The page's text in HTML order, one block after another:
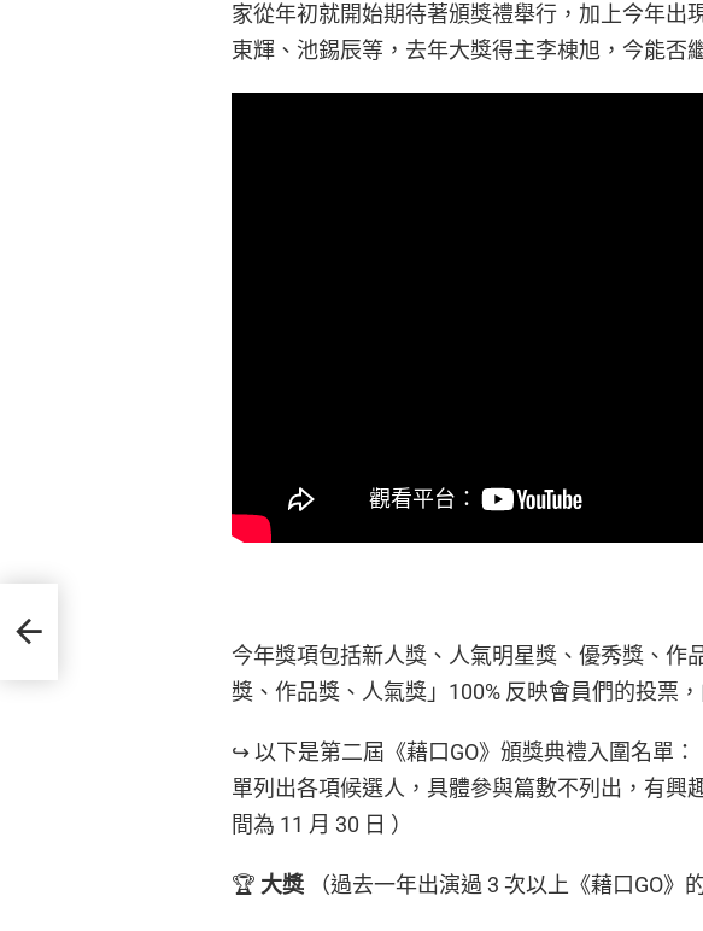
家從年初就開始期待著頒獎禮舉行，加上今年出
東輝、池錫辰等，去年大獎得主李棟旭，今能否
今年獎項包括新人獎、人氣明星獎、優秀獎、作
獎、作品獎、人氣獎」100% 反映會員們的投票
↪ 以下是第二屆《藉口GO》頒獎典禮入圍名單
單列出各項候選人，具體參與篇數不列出，有興
間為 11 月 30 日 ）
🏆 大獎 （過去一年出演過 3 次以上《藉口GO》
更